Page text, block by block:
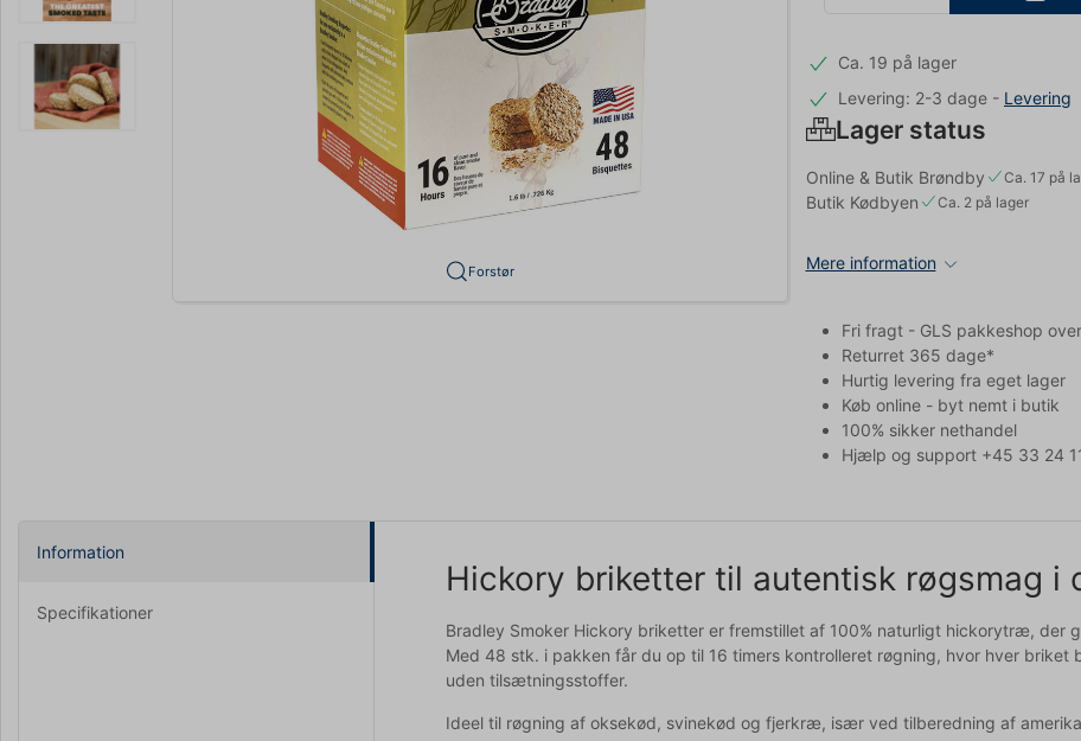
Forstør
Ca. 19 på lager
Levering: 2-3 dage - Levering
Lager status
Online & Butik Brøndby Ca. 17 på
Butik Kødbyen Ca. 2 på lager
Mere information
Fri fragt - GLS pakkeshop
Returret 365 dage*
Hurtig levering fra eget lager
Køb online - byt nemt i butik
100% sikker nethandel
Hjælp og support +45 33 24
Information
Specifikationer
Hickory briketter til autentisk røgsmag i
Bradley Smoker Hickory briketter er fremstillet af 100% naturligt hickorytræ, der
Med 48 stk. i pakken får du op til 16 timers kontrolleret røgning, hvor hver
uden tilsætningsstoffer.
Ideel til røgning af oksekød, svinekød og fjerkræ, især ved tilberedning af